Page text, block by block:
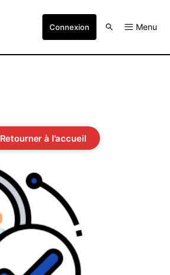
Connexion Menu
Retourner à l'accueil